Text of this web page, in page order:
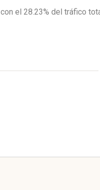
con el 28.23% del tráfico